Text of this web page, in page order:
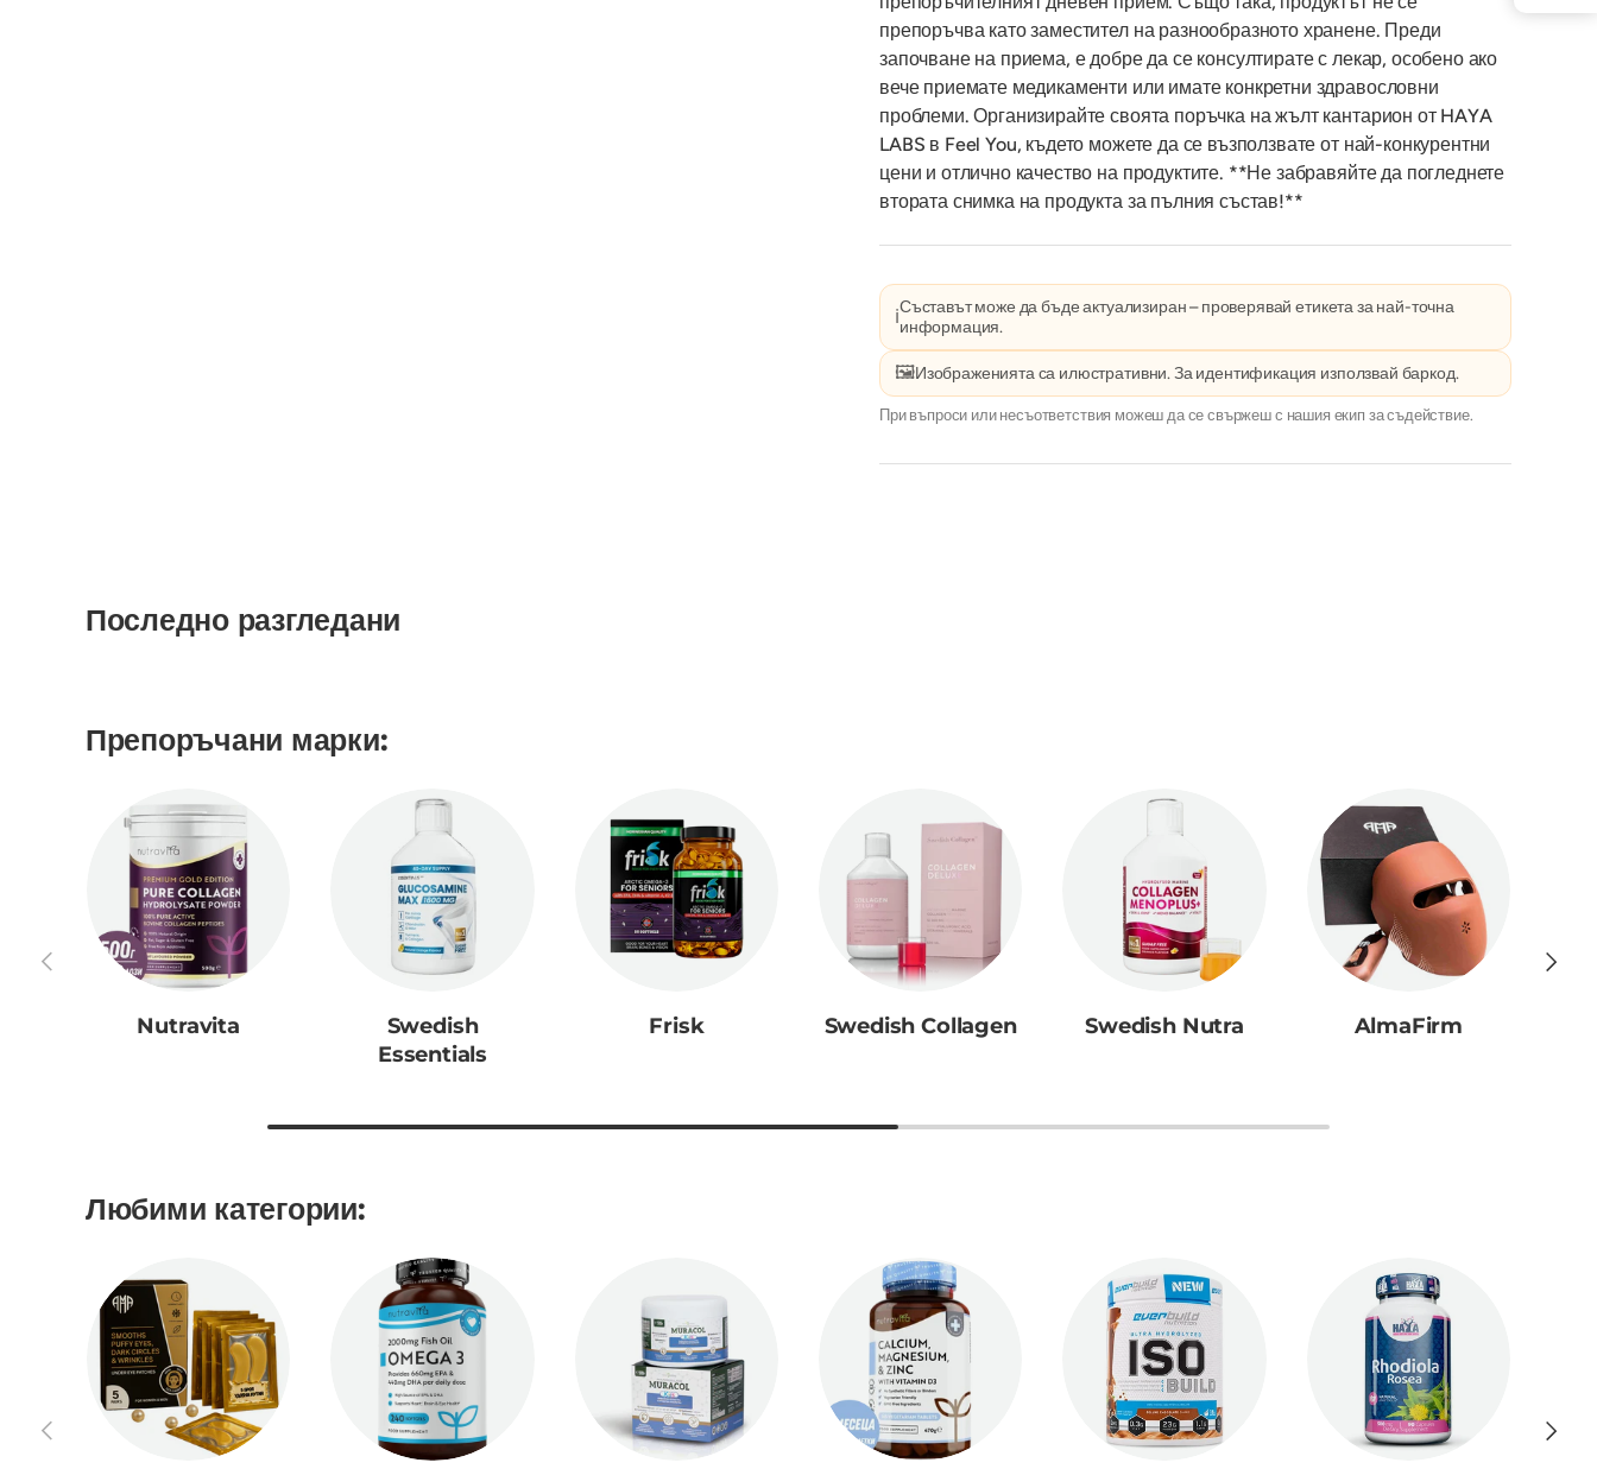
препоръчва като заместител на разнообразното хранене. Преди
започване на приема, е добре да се консултирате с лекар, особено ако
вече приемате медикаменти или имате конкретни здравословни
проблеми. Организирайте своята поръчка на жълт кантарион от HAYA
LABS в Feel You, където можете да се възползвате от най-конкурентни
цени и отлично качество на продуктите. **Не забравяйте да погледнете
втората снимка на продукта за пълния състав!**
ℹ️Съставът може да бъде актуализиран – проверявай етикета за най-точна
информация.
🖼️Изображенията са илюстративни. За идентификация използвай баркод.
При въпроси или несъответствия можеш да се свържеш с нашия екип за съдействие.
Последно разгледани
Препоръчани марки:
Предишен
Nutravita
Swedish
Essentials
Frisk Swedish Collagen Swedish Nutra AlmaFirm
Любими категории:
Предишен